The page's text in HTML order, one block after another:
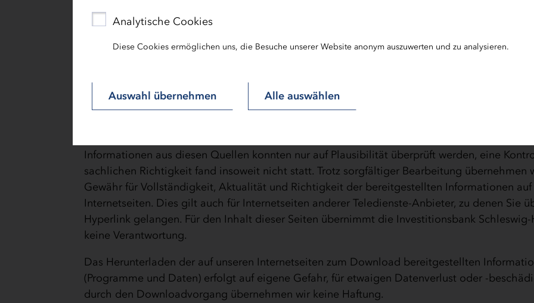
Analytische Cookies
Diese Cookies ermöglichen uns, die Besuche unserer Website anonym auszuwerten und zu analysieren.
Auswahl übernehmen Alle auswählen
Telefon 0431 90 60 7 0
Die in unseren Internetseiten enthaltenen Aussagen und Angaben basieren auf
Informationen aus diesen Quellen konnten nur auf Plausibilität überprüft werden, eine
sachlichen Richtigkeit fand insoweit nicht statt. Trotz sorgfältiger Bearbeitung übernehmen
Gewähr für Vollständigkeit, Aktualität und Richtigkeit der bereitgestellten Informationen auf
Internetseiten. Dies gilt auch für Internetseiten anderer Teledienste-Anbieter, zu denen Sie
Hyperlink gelangen. Für den Inhalt dieser Seiten übernimmt die Investitionsbank
keine Verantwortung.
Das Herunterladen der auf unseren Internetseiten zum Download bereitgestellten
(Programme und Daten) erfolgt auf eigene Gefahr, für etwaigen Datenverlust oder -
durch den Downloadvorgang übernehmen wir keine Haftung.